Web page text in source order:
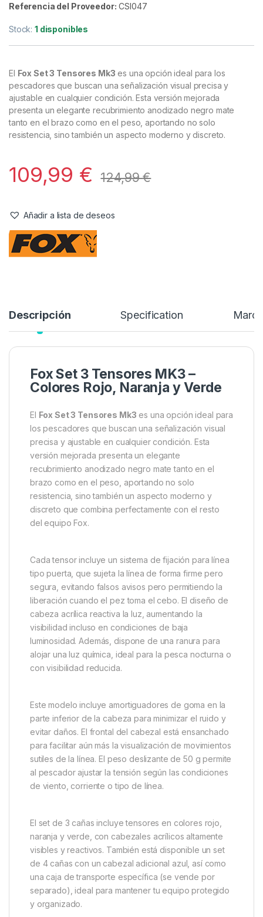
Referencia del Proveedor: CSI047
Stock:1 disponibles
El Fox Set 3 Tensores Mk3 es una opción ideal para los
pescadores que buscan una señalización visual precisa y
ajustable en cualquier condición. Esta versión mejorada
presenta un elegante recubrimiento anodizado negro mate
tanto en el brazo como en el peso, aportando no solo
resistencia, sino también un aspecto moderno y discreto.
109,99 € 124,99€
Añadir a lista de deseos
Descripción Specification Marca
Fox Set 3 Tensores MK3 –
Colores Rojo, Naranja y Verde
El Fox Set 3 Tensores Mk3 es una opción ideal para
los pescadores que buscan una señalización visual
precisa y ajustable en cualquier condición. Esta
versión mejorada presenta un elegante
recubrimiento anodizado negro mate tanto en el
brazo como en el peso, aportando no solo
resistencia, sino también un aspecto moderno y
discreto que combina perfectamente con el resto
del equipo Fox.
Cada tensor incluye un sistema de fijación para línea
tipo puerta, que sujeta la línea de forma firme pero
segura, evitando falsos avisos pero permitiendo la
liberación cuando el pez toma el cebo. El diseño de
cabeza acrílica reactiva la luz, aumentando la
visibilidad incluso en condiciones de baja
luminosidad. Además, dispone de una ranura para
alojar una luz química, ideal para la pesca nocturna o
con visibilidad reducida.
Este modelo incluye amortiguadores de goma en la
parte inferior de la cabeza para minimizar el ruido y
evitar daños. El frontal del cabezal está ensanchado
para facilitar aún más la visualización de movimientos
sutiles de la línea. El peso deslizante de 50 g permite
al pescador ajustar la tensión según las condiciones
de viento, corriente o tipo de línea.
El set de 3 cañas incluye tensores en colores rojo,
naranja y verde, con cabezales acrílicos altamente
visibles y reactivos. También está disponible un set
de 4 cañas con un cabezal adicional azul, así como
una caja de transporte específica (se vende por
separado), ideal para mantener tu equipo protegido
y organizado.